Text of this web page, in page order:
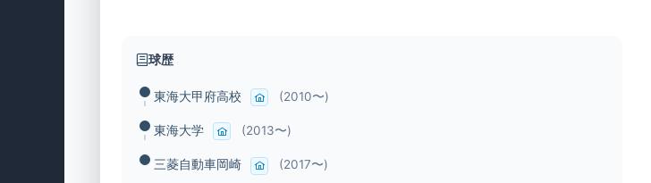
球歴
東海大甲府高校 (2010〜)
東海大学 (2013〜)
三菱自動車岡崎 (2017〜)